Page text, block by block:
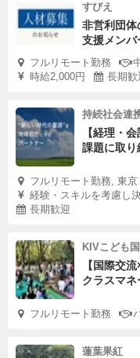
すびえ
非営利団
支援メンバ
フルリモート勤務
時給2,000円
長期歓
持続社会連
【経理・
課題に取り
フルリモート勤務, 東
経験・スキルを考慮し
長期歓迎
KIVこども
【国際交
クラスマネ
フルリモート勤務
蓮葉果紅